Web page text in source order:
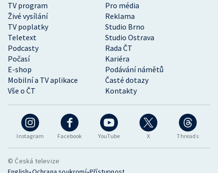
Instagram Facebook YouTube X Threads
TV program
Pro média
Živé vysílání
Reklama
TV poplatky
Studio Brno
Teletext
Studio Ostrava
Podcasty
Rada ČT
Počasí
Kariéra
E-shop
Podávání námětů
Mobilní a TV aplikace
Časté dotazy
Vše o ČT
Kontakty
© Česká televize